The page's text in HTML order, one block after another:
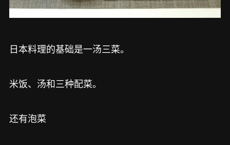
日本料理的基础是一汤三菜。
米饭、汤和三种配菜。
还有泡菜